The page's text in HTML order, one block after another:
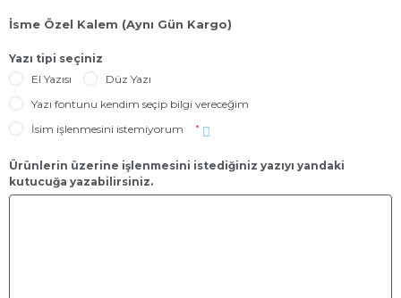
İsme Özel Kalem (Aynı Gün Kargo)
Yazı tipi seçiniz
El Yazısı
Düz Yazı
Yazı fontunu kendim seçip bilgi vereceğim
İsim işlenmesini istemiyorum
*
Ürünlerin üzerine işlenmesini istediğiniz yazıyı yandaki
kutucuğa yazabilirsiniz.